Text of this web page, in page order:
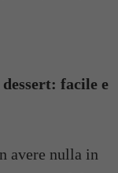
facile e
avere nulla in